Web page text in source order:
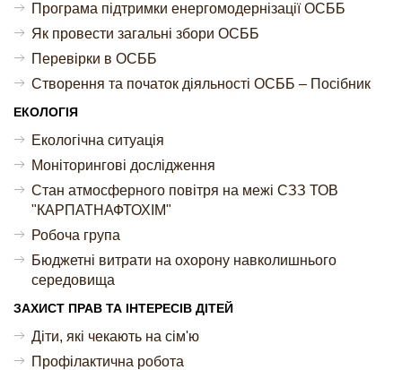
Програма підтримки енергомодернізації ОСББ
Як провести загальні збори ОСББ
Перевірки в ОСББ
Створення та початок діяльності ОСББ – Посібник
ЕКОЛОГІЯ
Екологічна ситуація
Моніторингові дослідження
Стан атмосферного повітря на межі СЗЗ ТОВ
"КАРПАТНАФТОХІМ"
Робоча група
Бюджетні витрати на охорону навколишнього
середовища
ЗАХИСТ ПРАВ ТА ІНТЕРЕСІВ ДІТЕЙ
Діти, які чекають на сім'ю
Профілактична робота